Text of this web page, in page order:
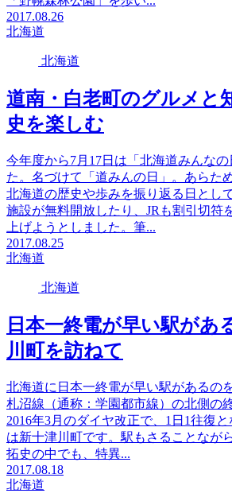
2017.08.26
北海道
北海道
道南・白老町のグルメと
史を楽しむ
今年度から7月17日は「北海道みんな
た。名づけて「道みんの日」。あらた
北海道の歴史や歩みを振り返る日とし
施設が無料開放したり、JRも割引切符
上げようとしました。筆...
2017.08.25
北海道
北海道
日本一終電が早い駅があ
川町を訪ねて
北海道に日本一終電が早い駅があるの
札沼線（通称：学園都市線）の北側の
2016年3月のダイヤ改正で、1日1往復
は新十津川町です。駅もさることなが
拓史の中でも、特異...
2017.08.18
北海道